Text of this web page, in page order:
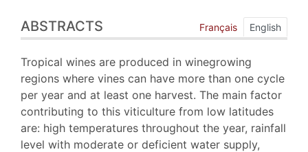
Index
Outline
Text
Bibliography
Illustrations
References
Authors
Translator
ABSTRACTS Français English
Tropical wines are produced in winegrowing
regions where vines can have more than one cycle
per year and at least one harvest. The main factor
contributing to this viticulture from low latitudes
are: high temperatures throughout the year, rainfall
level with moderate or deficient water supply,